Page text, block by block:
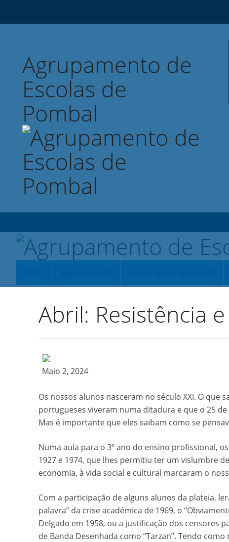
Agrupamento de
Escolas de
Pombal
Abril: Resistência
Maio 2, 2024
Os nossos alunos nasceram no século XXI. O que
portugueses viveram numa ditadura e que o 25
Mas é importante que eles saibam como se
Numa aula para o 3º ano do ensino profissional,
1927 e 1974, que lhes permitiu ter um vislumbre
economia, à vida social e cultural marcaram o
Com a participação de alguns alunos da plateia,
palavra” da crise académica de 1969, o
Delgado em 1958, ou a justificação dos censores
de Banda Desenhada como “Tarzan”. Tendo